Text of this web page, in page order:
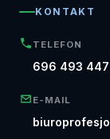
KONTAKT
TELEFON
696 493 447
E-MAIL